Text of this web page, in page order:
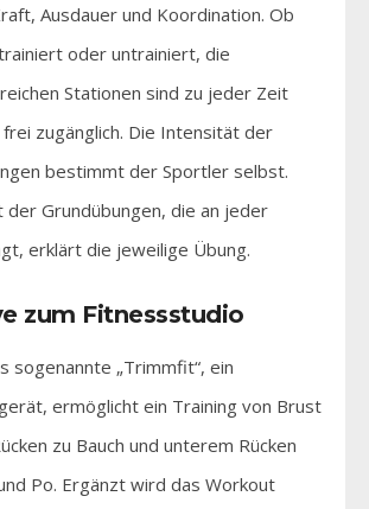
Ausdauer und Koordination. Ob
oder untrainiert, die
Stationen sind zu jeder Zeit
zugänglich. Die Intensität der
bestimmt der Sportler selbst.
der Grundübungen, die an jeder
erklärt die jeweilige Übung.
zum Fitnessstudio
sogenannte „Trimmfit“, ein
ermöglicht ein Training von Brust
zu Bauch und unterem Rücken
Po. Ergänzt wird das Workout